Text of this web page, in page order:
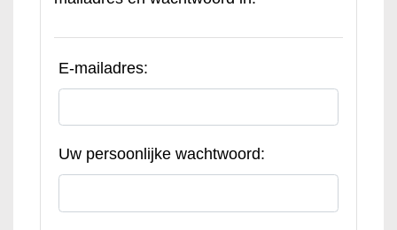
E-mailadres:
Uw persoonlijke wachtwoord: